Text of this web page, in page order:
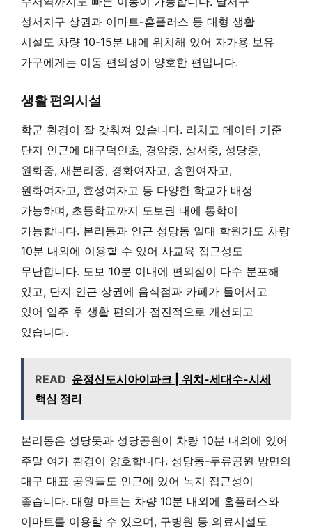
성서지구 상권과 이마트-홈플러스 등 대형 생활
시설도 차량 10-15분 내에 위치해 있어 자가용 보유
가구에게는 이동 편의성이 양호한 편입니다.
생활 편의시설
학군 환경이 잘 갖춰져 있습니다. 리치고 데이터 기준
단지 인근에 대구덕인초, 경암중, 상서중, 성당중,
원화중, 새본리중, 경화여자고, 송현여자고,
원화여자고, 효성여자고 등 다양한 학교가 배정
가능하며, 초등학교까지 도보권 내에 통학이
가능합니다. 본리동과 인근 성당동 일대 학원가도 차량
10분 내외에 이용할 수 있어 사교육 접근성도
무난합니다. 도보 10분 이내에 편의점이 다수 분포해
있고, 단지 인근 상권에 음식점과 카페가 들어서고
있어 입주 후 생활 편의가 점진적으로 개선되고
있습니다.
READ 운정신도시아이파크 | 위치-세대수-시세
핵심 정리
본리동은 성당못과 성당공원이 차량 10분 내외에 있어
주말 여가 환경이 양호합니다. 성당동-두류공원 방면의
대구 대표 공원들도 인근에 있어 녹지 접근성이
좋습니다. 대형 마트는 차량 10분 내외에 홈플러스와
이마트를 이용할 수 있으며, 구병원 등 의료시설도